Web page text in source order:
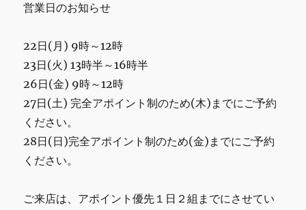
バ
グ
ル
[BRA0294]
イ
ン
ア
テ
営業日のお知らせ
22日(月) 9時～12時
23日(火) 13時半～16時半
26日(金) 9時～12時
27日(土) 完全アポイント制のため(木)までにご予約
ください。
28日(日)完全アポイント制のため(金)までにご予約
ください。
ご来店は、アポイント優先１日２組までにさせてい